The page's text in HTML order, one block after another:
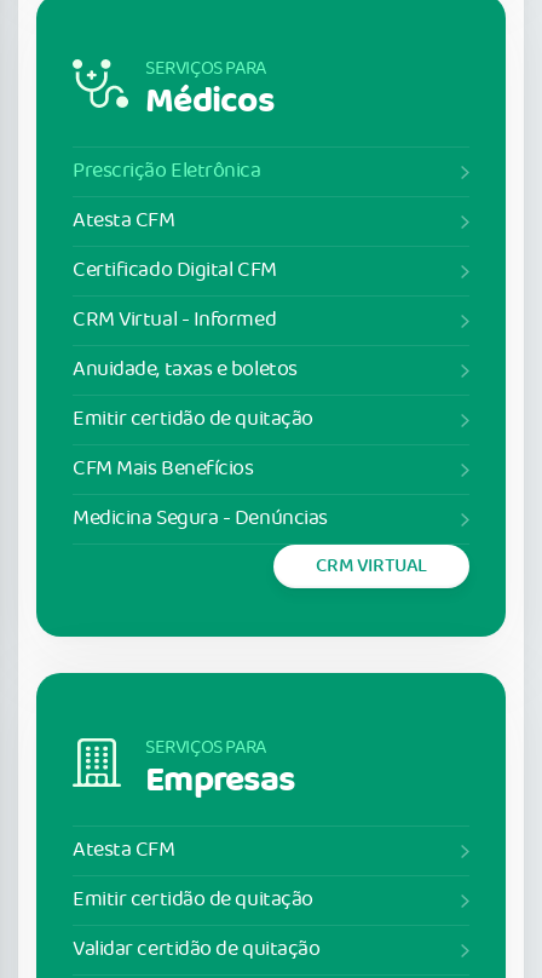
SERVIÇOS PARA
Médicos
Prescrição Eletrônica
Atesta CFM
Certificado Digital CFM
CRM Virtual - Informed
Anuidade, taxas e boletos
Emitir certidão de quitação
CFM Mais Benefícios
Medicina Segura - Denúncias
CRM VIRTUAL
SERVIÇOS PARA
Empresas
Atesta CFM
Emitir certidão de quitação
Validar certidão de quitação